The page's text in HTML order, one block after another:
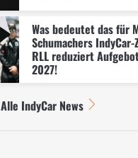
Was bedeutet das für
Schumachers
RLL reduziert
2027!
Alle IndyCar News